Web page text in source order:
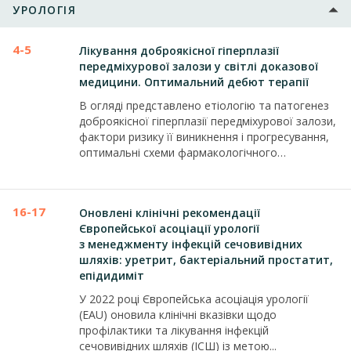
УРОЛОГІЯ
4-5
Лікування доброякісної гіперплазії
передміхурової залози у світлі доказової
медицини. Оптимальний дебют терапії
В огляді представлено етіологію та патогенез
доброякісної гіперплазії передміхурової залози,
фактори ризику її виникнення і прогресування,
оптимальні схеми фармакологічного
16-17
Оновлені клінічні рекомендації
Європейської асоціації урології
з менеджменту інфекцій сечовивідних
шляхів: уретрит, бактеріальний простатит,
епідидиміт
У 2022 році Європейська асоціація урології
(EAU) оновила клінічні вказівки щодо
профілактики та лікування інфекцій
сечовивідних шляхів (ІСШ) із метою...